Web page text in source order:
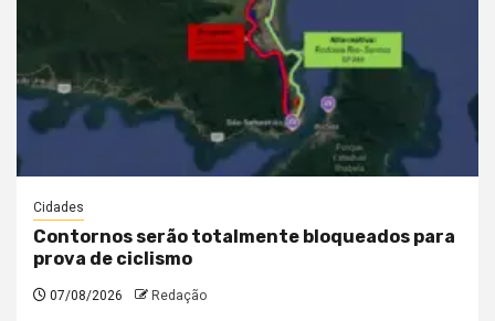
Cidades
Contornos serão totalmente bloqueados para
prova de ciclismo
07/08/2026 Redação